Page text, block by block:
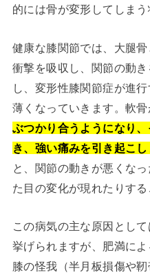
的には骨が変形してしまう
健康な膝関節では、大腿骨
衝撃を吸収し、関節の動
し、変形性膝関節症が進
薄くなっていきます。軟骨
ぶつかり合うようになり
き、強い痛みを引き起こし
と、関節の動きが悪くな
た目の変化が現れたりする
この病気の主な原因とし
挙げられますが、肥満に
膝の怪我（半月板損傷や